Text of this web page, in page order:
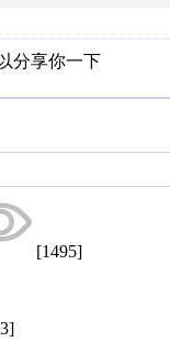
分享你一下
[1495]